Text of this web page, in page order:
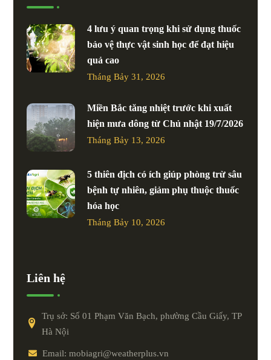
4 lưu ý quan trọng khi sử dụng thuốc
bảo vệ thực vật sinh học để đạt hiệu
quả cao
Tháng Bảy 31, 2026
Miền Bắc tăng nhiệt trước khi xuất
hiện mưa dông từ Chủ nhật 19/7/2026
Tháng Bảy 13, 2026
5 thiên địch có ích giúp phòng trừ sâu
bệnh tự nhiên, giảm phụ thuộc thuốc
hóa học
Tháng Bảy 10, 2026
Liên hệ
Trụ sở: Số 01 Phạm Văn Bạch, phường Cầu Giấy, TP
Hà Nội
Email: mobiagri@weatherplus.vn